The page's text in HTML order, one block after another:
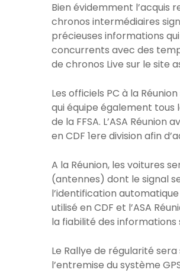
Bien évidemment l’acquis
chronos intermédiaires
précieuses informations
concurrents avec des
de chronos Live sur le site
Les officiels PC à la
qui équipe également tous
de la FFSA. L’ASA
en CDF 1ere division afin
A la Réunion, les voitures
(antennes) dont le signal
l’identification
utilisé en CDF et l’ASA
la fiabilité des informations
Le Rallye de régularité
l’entremise du système